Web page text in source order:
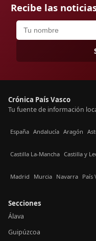
Recibe las
Crónica País Vasco
Tu fuente de información
España Andalucía Aragón
Castilla La-Mancha Castilla y
Madrid Murcia Navarra País
Secciones
Álava
Guipúzcoa